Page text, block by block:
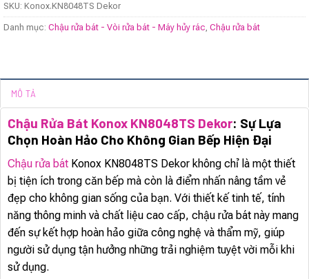
SKU: Konox.KN8048TS Dekor
Danh mục: Chậu rửa bát - Vòi rửa bát - Máy hủy rác, Chậu rửa bát
MÔ TẢ
Chậu Rửa Bát Konox KN8048TS Dekor: Sự Lựa
Chọn Hoàn Hảo Cho Không Gian Bếp Hiện Đại
Chậu rửa bát Konox KN8048TS Dekor không chỉ là một thiết
bị tiện ích trong căn bếp mà còn là điểm nhấn nâng tầm vẻ
đẹp cho không gian sống của bạn. Với thiết kế tinh tế, tính
năng thông minh và chất liệu cao cấp, chậu rửa bát này mang
đến sự kết hợp hoàn hảo giữa công nghệ và thẩm mỹ, giúp
người sử dụng tận hưởng những trải nghiệm tuyệt vời mỗi khi
sử dụng.